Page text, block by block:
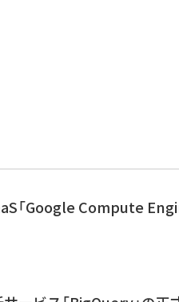
「Google Compute